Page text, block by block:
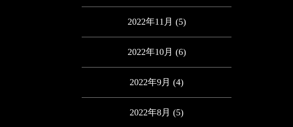
2022年11月 (5)
2022年10月 (6)
2022年9月 (4)
2022年8月 (5)